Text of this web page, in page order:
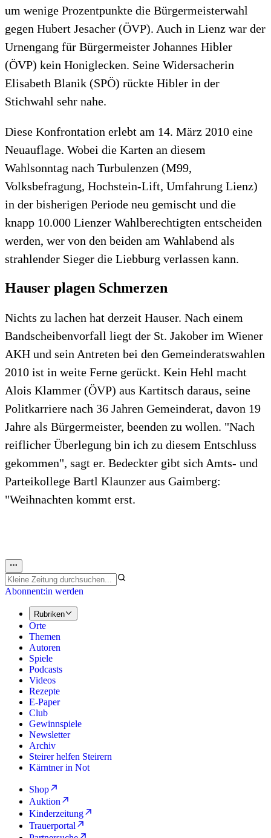
um wenige Prozentpunkte die Bürgermeisterwahl
gegen Hubert Jesacher (ÖVP). Auch in Lienz war der
Urnengang für Bürgermeister Johannes Hibler
(ÖVP) kein Honiglecken. Seine Widersacherin
Elisabeth Blanik (SPÖ) rückte Hibler in der
Stichwahl sehr nahe.
Diese Konfrontation erlebt am 14. März 2010 eine
Neuauflage. Wobei die Karten an diesem
Wahlsonntag nach Turbulenzen (M99,
Volksbefragung, Hochstein-Lift, Umfahrung Lienz)
in der bisherigen Periode neu gemischt und die
knapp 10.000 Lienzer Wahlberechtigten entscheiden
werden, wer von den beiden am Wahlabend als
strahlender Sieger die Liebburg verlassen kann.
Hauser plagen Schmerzen
Nichts zu lachen hat derzeit Hauser. Nach einem
Bandscheibenvorfall liegt der St. Jakober im Wiener
AKH und sein Antreten bei den Gemeinderatswahlen
2010 ist in weite Ferne gerückt. Kein Hehl macht
Alois Klammer (ÖVP) aus Kartitsch daraus, seine
Politkarriere nach 36 Jahren Gemeinderat, davon 19
Jahre als Bürgermeister, beenden zu wollen. "Nach
reiflicher Überlegung bin ich zu diesem Entschluss
gekommen", sagt er. Bedeckter gibt sich Amts- und
Parteikollege Bartl Klaunzer aus Gaimberg:
"Weihnachten kommt erst.
Abonnent:in werden
Rubriken
Orte
Themen
Autoren
Spiele
Podcasts
Videos
Rezepte
E-Paper
Club
Gewinnspiele
Newsletter
Archiv
Steirer helfen Steirern
Kärntner in Not
Shop
Auktion
Kinderzeitung
Trauerportal